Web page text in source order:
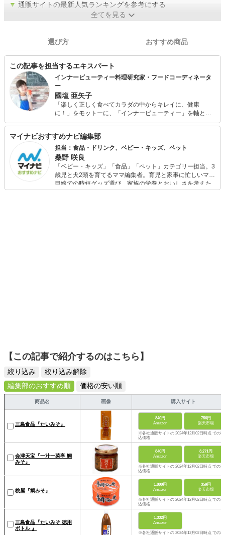
▼ 通販サイトの最新人気ランキングを参考にする
全てを見る
選び方 おすすめ商品
この記事を担当するエキスパート
インナービューティー料理研究家・フードコーディネータ
ー
國塩 亜矢子
「楽しく正しく食べてカラダの中からキレイに、健康
に！」をモットーに、「インナービューティー」を軸とし
たコラムの執筆やレシピ開発等を通じ、女性のライフステ
の母。 【所有資格】 女子栄養大学認定食生活指導士1級、
ベジフルビューティーアドバイザー、調味料ソムリエな
ど。
マイナビおすすめナビ編集部
担当：食品・ドリンク、ベビー・キッズ、ペット
桑野 咲良
「ベビー・キッズ」「食品」「ペット」カテゴリー担当。3
歳児と犬2頭を育てるママ編集者。育児と家事に忙しいママ
目線での時短グッズ選び、家族の栄養とおいしさを考えた
食品選び、束の間のリラックスタイムを楽しむためのスイ
【この記事で紹介するのはこちら】
絞り込み
絞り込み解除
編集部のおすすめ順
価格の安い順
商品名 画像 購入サイト
三島食品『たいみそ』
840円
Amazon
756円
楽天市場
※各社通販サイトの 2024年12月02日時点 での税
込価格
会津天宝『一汁一菜亭 鯛
みそ』
840円
Amazon
8,271円
楽天市場
※各社通販サイトの 2024年12月02日時点 での税
込価格
桃屋『鯛みそ』
1,800円
Amazon
359円
楽天市場
※各社通販サイトの 2024年12月02日時点 での税
込価格
三島食品『たいみそ 徳用
ボトル 』
1,332円
Amazon
※各社通販サイトの 2024年12月02日時点 での税